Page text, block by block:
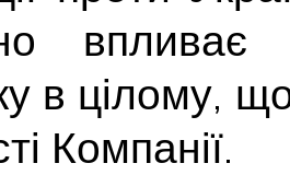
в цілому,
Компанії.